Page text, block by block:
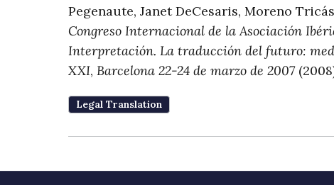
Pegenaute, Janet DeCesaris, Moreno
Congreso Internacional de la Asociación
Interpretación. La traducción del futuro:
XXI, Barcelona 22-24 de marzo de 2007
Legal Translation